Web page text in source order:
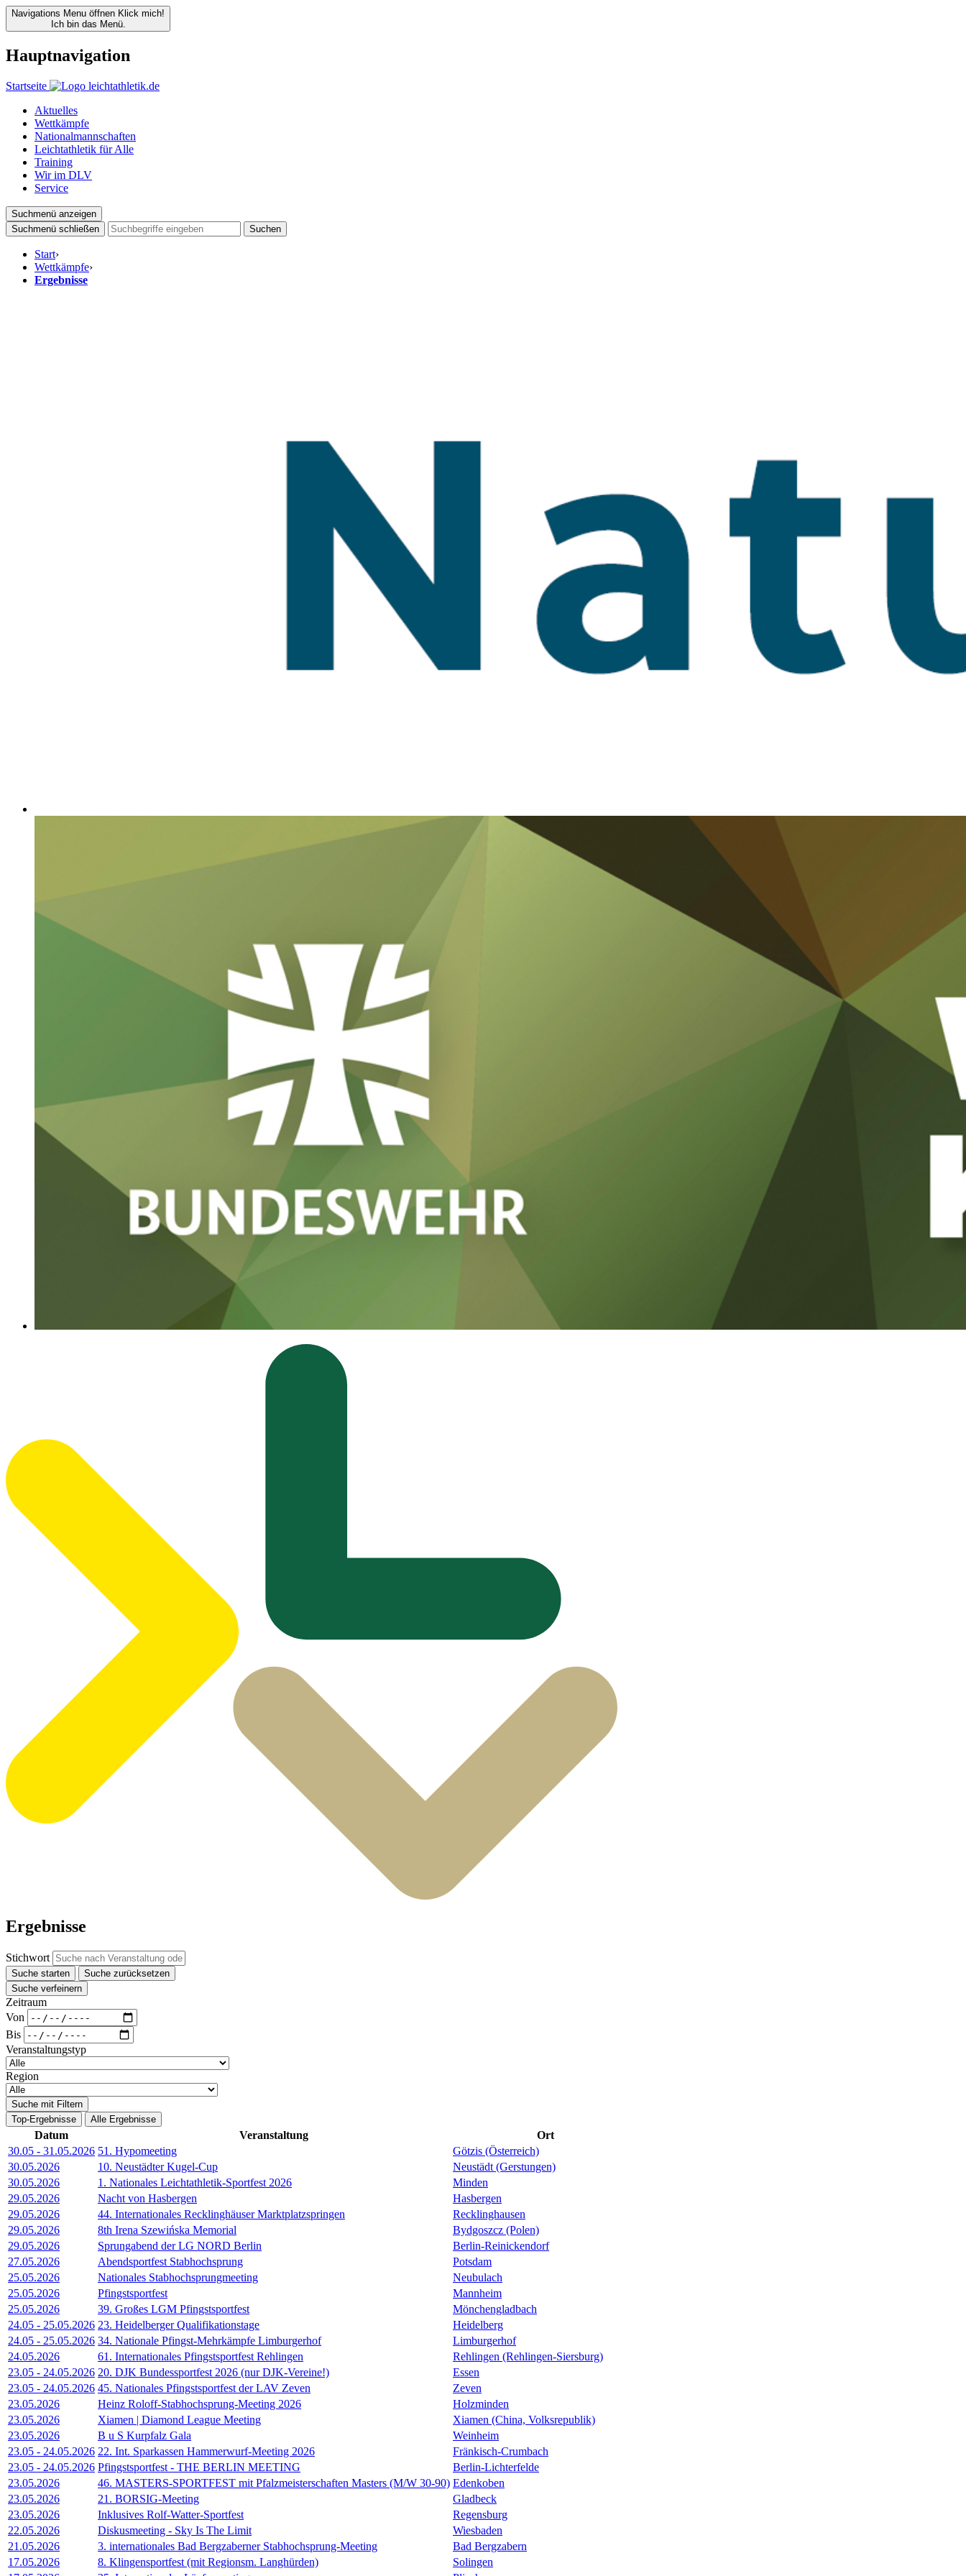
Navigations Menu öffnen Klick mich!
Ich bin das Menü.
Hauptnavigation
Startseite
Aktuelles
Wettkämpfe
Nationalmannschaften
Leichtathletik für Alle
Training
Wir im DLV
Service
Suchmenü anzeigen
Suchmenü schließen
Suchen
Start›
Wettkämpfe›
Ergebnisse
Ergebnisse
Stichwort
Suche starten
Suche zurücksetzen
Suche verfeinern
Zeitraum
Von
Bis
Veranstaltungstyp
Region
Suche mit Filtern
Top-Ergebnisse
Alle Ergebnisse
Datum Veranstaltung
Ort
30.05 - 31.05.2026 51. Hypomeeting
Götzis (Österreich)
30.05.2026
10. Neustädter Kugel-Cup
Neustädt (Gerstungen)
30.05.2026
1. Nationales Leichtathletik-Sportfest 2026
Minden
29.05.2026
Nacht von Hasbergen
Hasbergen
29.05.2026
44. Internationales Recklinghäuser Marktplatzspringen
Recklinghausen
29.05.2026
8th Irena Szewińska Memorial
Bydgoszcz (Polen)
29.05.2026
Sprungabend der LG NORD Berlin
Berlin-Reinickendorf
27.05.2026
Abendsportfest Stabhochsprung
Potsdam
25.05.2026
Nationales Stabhochsprungmeeting
Neubulach
25.05.2026
Pfingstsportfest
Mannheim
25.05.2026
39. Großes LGM Pfingstsportfest
Mönchengladbach
24.05 - 25.05.2026 23. Heidelberger Qualifikationstage
Heidelberg
24.05 - 25.05.2026 34. Nationale Pfingst-Mehrkämpfe Limburgerhof
Limburgerhof
24.05.2026
61. Internationales Pfingstsportfest Rehlingen
Rehlingen (Rehlingen-Siersburg)
23.05 - 24.05.2026 20. DJK Bundessportfest 2026 (nur DJK-Vereine!)
Essen
23.05 - 24.05.2026 45. Nationales Pfingstsportfest der LAV Zeven
Zeven
23.05.2026
Heinz Roloff-Stabhochsprung-Meeting 2026
Holzminden
23.05.2026
Xiamen | Diamond League Meeting
Xiamen (China, Volksrepublik)
23.05.2026
B u S Kurpfalz Gala
Weinheim
23.05 - 24.05.2026 22. Int. Sparkassen Hammerwurf-Meeting 2026
Fränkisch-Crumbach
23.05 - 24.05.2026 Pfingstsportfest - THE BERLIN MEETING
Berlin-Lichterfelde
23.05.2026
46. MASTERS-SPORTFEST mit Pfalzmeisterschaften Masters (M/W 30-90) Edenkoben
23.05.2026
21. BORSIG-Meeting
Gladbeck
23.05.2026
Inklusives Rolf-Watter-Sportfest
Regensburg
22.05.2026
Diskusmeeting - Sky Is The Limit
Wiesbaden
21.05.2026
3. internationales Bad Bergzaberner Stabhochsprung-Meeting
Bad Bergzabern
17.05.2026
8. Klingensportfest (mit Regionsm. Langhürden)
Solingen